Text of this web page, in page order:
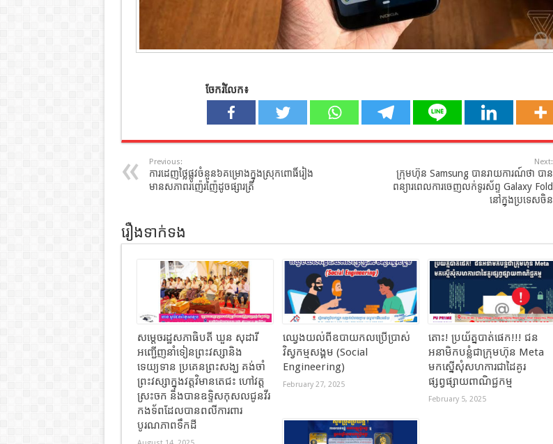
ចែករំលែក៖
Previous:
ការដេញថ្លៃផ្លូវចំនួន៦គម្រោងក្នុងស្រុកពោធិ៍រៀង
មានសភាពរញ៉េរញ៉ៃដូចផ្សារត្រី
Next:
ក្រុមហ៊ុន Samsung បានរាយការណ៍ថា បាន
ពន្យារពេលការចេញលក់ទូរស័ព្ទ Galaxy Fold
នៅក្នុងប្រទេសចិន
រឿងទាក់ទង
សម្តេចរដ្ឋសភាធិបតី ឃួន សុដារី
អញ្ជើញនាំទៀនព្រះវស្សានិង
ទេយ្យទាន ប្រគេនព្រះសង្ឃ គង់ចាំ
ព្រះវស្សាក្នុងវត្តវិមានតេជះ ហៅវត្ត
ស្រះចក និងបានឧទ្ទិសកុសលជូនវីរ
កងទ័ពដែលបានពលីការពារ
បូរណភាពទឹកដី
ឈ្វេងយល់ពីឧបាយកលប្រើប្រាស់
វិស្វកម្មសង្គម (​Social
Engineering)
February 27, 2025
តោះ! ប្រយ័ត្នបាត់ផេក​!!! ជន​
អនាមិក​បន្លំ​ជាក្រុមហ៊ុន​ Meta
មកស្នេីសុំសហការ​ជាដៃ​គូរ​
ផ្សព្វផ្សាយ​ពាណិជ្ជកម្ម​
February 5, 2025